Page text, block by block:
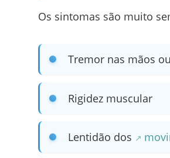
Os sintomas são muito
Tremor nas mãos
Rigidez muscular
Lentidão dos